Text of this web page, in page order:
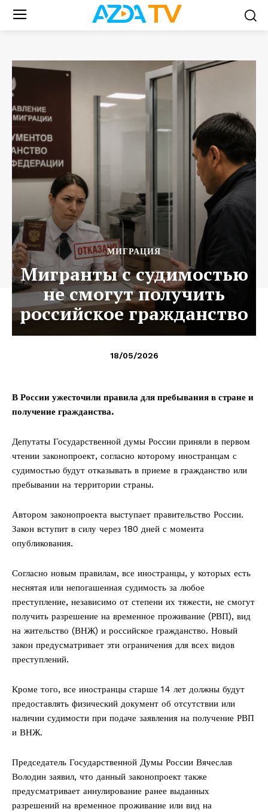
МИГРАЦИЯ
Мигранты с судимостью
не смогут получить
российское гражданство
18/05/2026
В России ужесточили правила для пребывания в стране и
получение гражданства.
Депутаты Государственной думы России приняли в первом
чтении законопроект, согласно которому иностранцам с
судимостью будут отказывать в приеме в гражданство или
пребывании на территории страны.
Автором законопроекта выступает правительство России.
Закон вступит в силу через 180 дней с момента
опубликования.
Согласно новым правилам, все иностранцы, у которых есть
неснятая или непогашенная судимость за любое
преступление, независимо от степени их тяжести, не смогут
получить разрешение на временное проживание (РВП), вид
на жительство (ВНЖ) и российское гражданство. Новый
закон предусматривает эти ограничения для всех видов
преступлений.
Кроме того, все иностранцы старше 14 лет должны будут
предоставлять физический документ об отсутствии или
наличии судимости при подаче заявления на получение РВП
и ВНЖ.
Председатель Государственной Думы России Вячеслав
Володин заявил, что данный законопроект также
предусматривает аннулирование ранее выданных
разрешений на временное проживание или вид на